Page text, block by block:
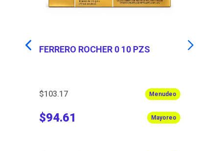
FERRERO ROCHER 0 10 PZS
$103.17 Menudeo
$94.61 Mayoreo